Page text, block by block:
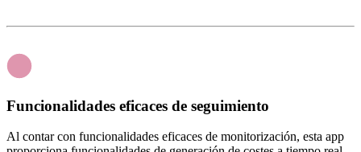
Funcionalidades eficaces de seguimiento
Al contar con funcionalidades eficaces de monitorización, esta app